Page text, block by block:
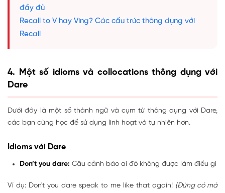
đầy đủ
Recall to V hay Ving? Các cấu trúc thông dụng với
Recall
4. Một số idioms và collocations thông dụng với
Dare
Dưới đây là một số thành ngữ và cụm từ thông dụng với Dare,
các bạn cùng học để sử dụng linh hoạt và tự nhiên hơn.
Idioms với Dare
Don’t you dare: Câu cảnh báo ai đó không được làm điều gì
Ví dụ: Don't you dare speak to me like that again! (Đừng có mà